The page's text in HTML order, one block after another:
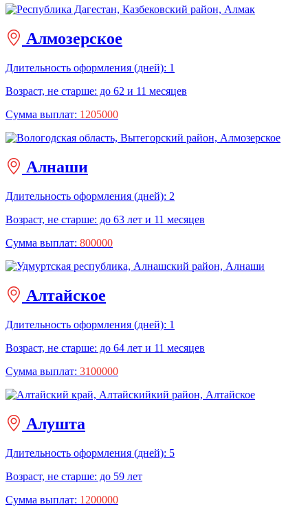
Алмозерское
Длительность оформления (дней): 1
Возраст, не старше: до 62 и 11 месяцев
Сумма выплат: 1205000
Алнаши
Длительность оформления (дней): 2
Возраст, не старше: до 63 лет и 11 месяцев
Сумма выплат: 800000
Алтайское
Длительность оформления (дней): 1
Возраст, не старше: до 64 лет и 11 месяцев
Сумма выплат: 3100000
Алушта
Длительность оформления (дней): 5
Возраст, не старше: до 59 лет
Сумма выплат: 1200000